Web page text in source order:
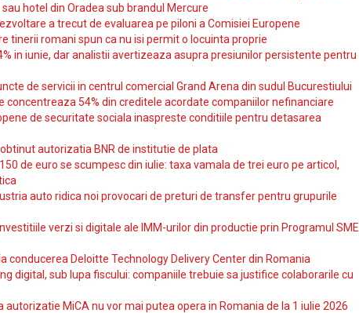
hotel din Oradea sub brandul Mercure
a trecut de evaluarea pe piloni a Comisiei Europene
tinerii romani spun ca nu isi permit o locuinta proprie
in iunie, dar analistii avertizeaza asupra presiunilor persistente pentru
de servicii in centrul comercial Grand Arena din sudul Bucurestiului
concentreaza 54% din creditele acordate companiilor nefinanciare
de securitate sociala inaspreste conditiile pentru detasarea
autorizatia BNR de institutie de plata
de euro se scumpesc din iulie: taxa vamala de trei euro pe articol,
auto ridica noi provocari de preturi de transfer pentru grupurile
verzi si digitale ale IMM-urilor din productie prin Programul SME
conducerea Deloitte Technology Delivery Center din Romania
digital, sub lupa fiscului: companiile trebuie sa justifice colaborarile cu
MiCA nu vor mai putea opera in Romania de la 1 iulie 2026